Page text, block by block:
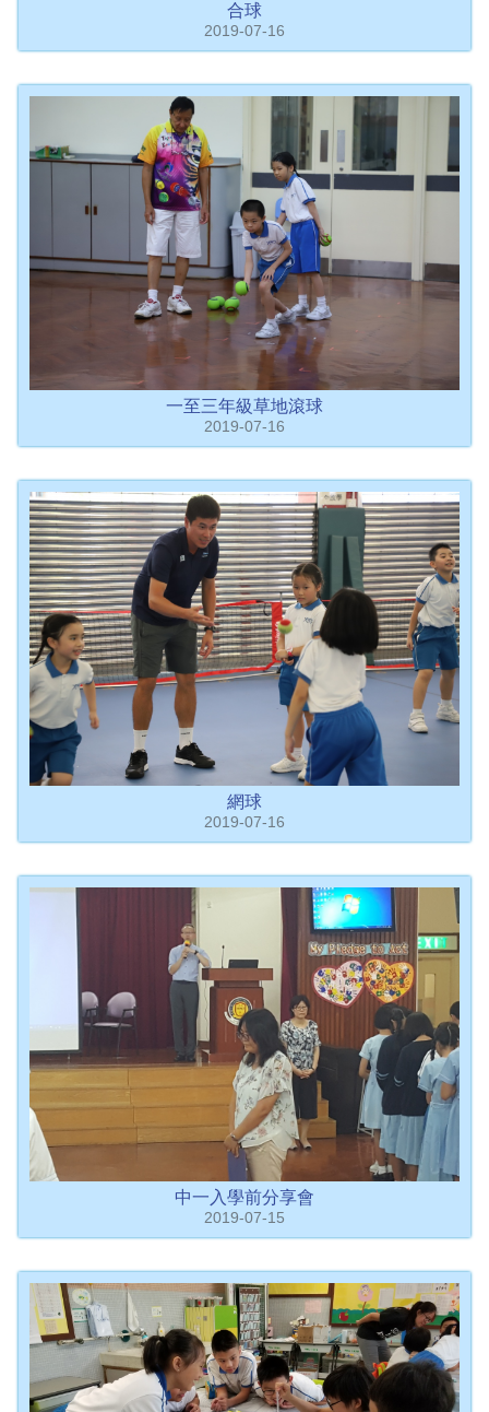
合球
2019-07-16
一至三年級草地滾球
2019-07-16
網球
2019-07-16
中一入學前分享會
2019-07-15